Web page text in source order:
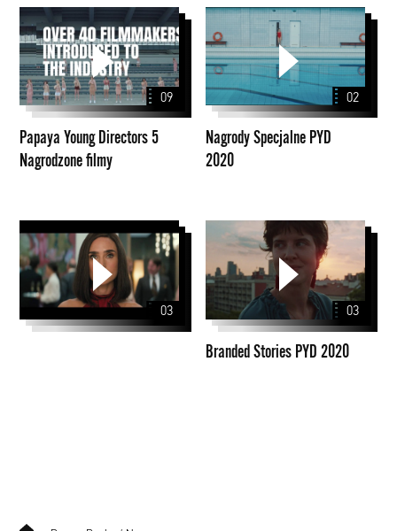
Papaya
Young
Directors
5
Nagrodzone
09
Papaya Young Directors 5
Nagrodzone filmy
Nagrody
Specjalne
PYD
02
Nagrody Specjalne PYD
2020
03
Branded
PYD
2020
03
Branded Stories PYD 2020